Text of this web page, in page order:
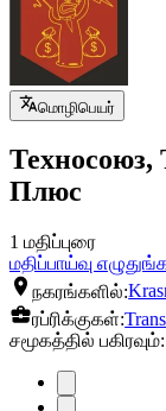
மொழிபெயர்
Техносоюз,
Плюс
1 மதிப்புரை
மதிப்பாய்வு
நகரங்களில்:
ரப்ரிக்குகள்:
சமூகத்தில் பகிரவும்: